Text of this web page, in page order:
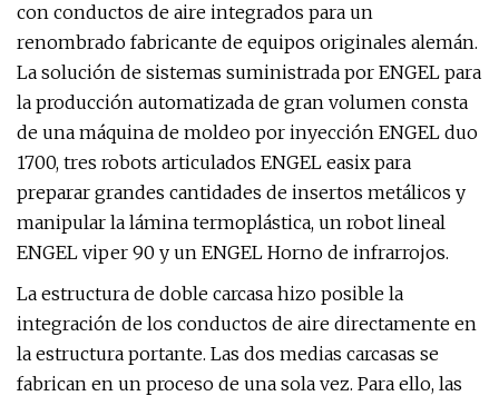
con conductos de aire integrados para un
renombrado fabricante de equipos originales alemán.
La solución de sistemas suministrada por ENGEL para
la producción automatizada de gran volumen consta
de una máquina de moldeo por inyección ENGEL duo
1700, tres robots articulados ENGEL easix para
preparar grandes cantidades de insertos metálicos y
manipular la lámina termoplástica, un robot lineal
ENGEL viper 90 y un ENGEL Horno de infrarrojos.
La estructura de doble carcasa hizo posible la
integración de los conductos de aire directamente en
la estructura portante. Las dos medias carcasas se
fabrican en un proceso de una sola vez. Para ello, las